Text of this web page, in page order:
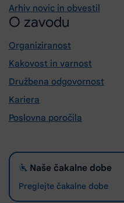
Arhiv novic in obvestil
O zavodu
Organiziranost
Kakovost in varnost
Družbena odgovornost
Kariera
Poslovna poročila
Naše čakalne dobe
Preglejte čakalne dobe